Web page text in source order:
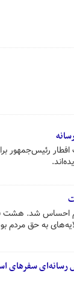
رئیس‌جمهور
احساس شد. هشت
به حق مردم
سفرهای